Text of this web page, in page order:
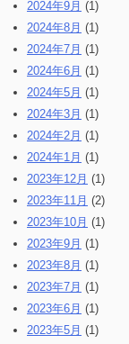
2024年9月 (1)
2024年8月 (1)
2024年7月 (1)
2024年6月 (1)
2024年5月 (1)
2024年3月 (1)
2024年2月 (1)
2024年1月 (1)
2023年12月 (1)
2023年11月 (2)
2023年10月 (1)
2023年9月 (1)
2023年8月 (1)
2023年7月 (1)
2023年6月 (1)
2023年5月 (1)